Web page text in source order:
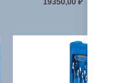
19350,00₽